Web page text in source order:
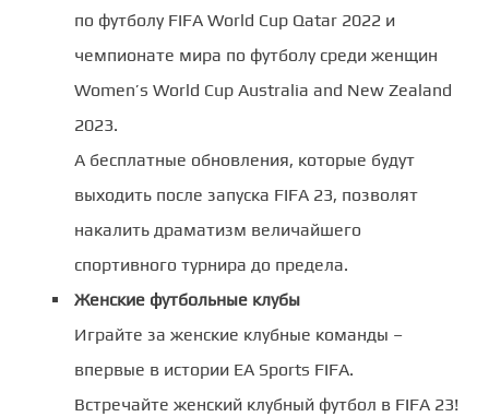
по футболу FIFA World Cup Qatar 2022 и
чемпионате мира по футболу среди женщин
Women’s World Cup Australia and New Zealand
2023.
А бесплатные обновления, которые будут
выходить после запуска FIFA 23, позволят
накалить драматизм величайшего
спортивного турнира до предела.
Женские футбольные клубы
Играйте за женские клубные команды –
впервые в истории EA Sports FIFA.
Встречайте женский клубный футбол в FIFA 23!